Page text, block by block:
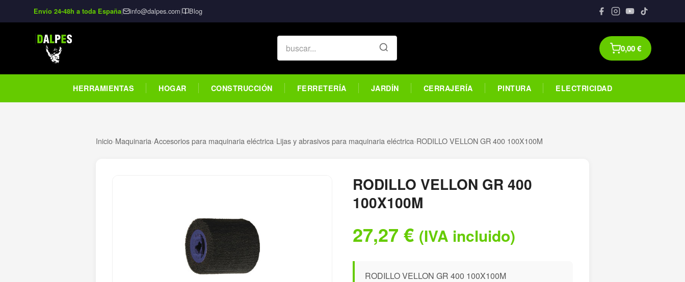
Envío 24-48h a toda España| info@dalpes.com| Blog
0,00€
HERRAMIENTAS HOGAR CONSTRUCCIÓN FERRETERÍA JARDÍN CERRAJERÍA PINTURA ELECTRICIDAD
Inicio›Maquinaria›Accesorios para maquinaria eléctrica›Lijas y abrasivos para maquinaria eléctrica›RODILLO VELLON GR 400 100X100M
RODILLO VELLON GR 400
100X100M
27,27 € (IVA incluido)
RODILLO VELLON GR 400 100X100M